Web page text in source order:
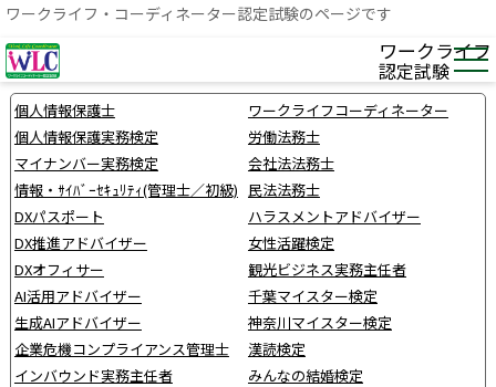
ワークライフ・コーディネーター認定試験のページです
ワークライ
認定試験
個人情報保護士
個人情報保護実務検定
マイナンバー実務検定
情報・ｻｲﾊﾞｰｾｷｭﾘﾃｨ(管理士／初級)
DXパスポート
DX推進アドバイザー
DXオフィサー
AI活用アドバイザー
生成AIアドバイザー
企業危機コンプライアンス管理士
インバウンド実務主任者
ワークライフコーディネーター
労働法務士
会社法法務士
民法法務士
ハラスメントアドバイザー
女性活躍検定
観光ビジネス実務主任者
千葉マイスター検定
神奈川マイスター検定
漢読検定
みんなの結婚検定